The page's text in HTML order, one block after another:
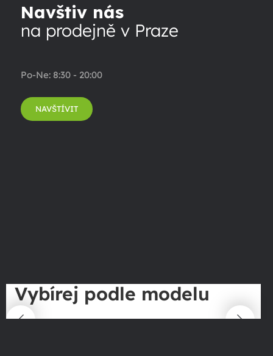
Navštiv nás
na prodejně v Praze
Po-Ne: 8:30 - 20:00
NAVŠTÍVIT
Vybírej podle modelu